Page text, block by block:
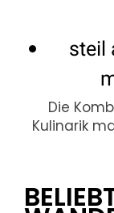
steil
Die
Kulinarik